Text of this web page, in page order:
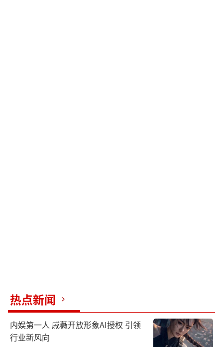
歌”能否成为今冬爆款？3月11日，锁定这场甜
虐交织的治愈之旅，见证“卫枝与单崇”如何
融化寒冬。（责任编辑：卢其龙 CL0882）
热点新闻
内娱第一人 戚薇开放形象AI授权 引领
行业新风向